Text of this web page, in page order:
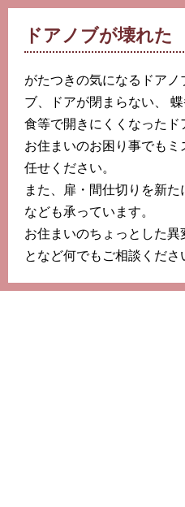
ドアノブが壊れた
がたつきの気になるドアノ
ブ、ドアが閉まらない、
食等で開きにくくなったド
お住まいのお困り事でも
任せください。
また、扉・間仕切りを新
なども承っています。
お住まいのちょっとした異
となど何でもご相談くださ